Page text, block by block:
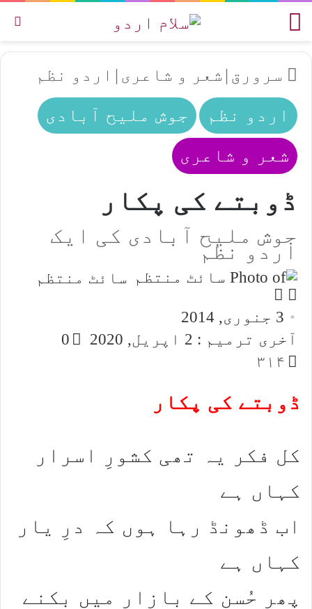
سرورق | شعر و شاعری | اردو نظم
اردو نظم
جوش ملیح آبادی
شعر و شاعری
ڈوبتے کی پکار
جوش ملیح آبادی کی ایک
اردو نظم
سائٹ منتظم
Follow
on
X
email
3 جنوری, 2014
آخری ترمیم : 2 اپریل, 2020
0
۳۱۴
ڈوبتے کی پکار
کل فکر یہ تھی کشورِ اسرار
کہاں ہے​
اب ڈھونڈ رہا ہوں کہ درِ یار
کہاں ہے​
پھر حُسن کے بازار میں بکنے